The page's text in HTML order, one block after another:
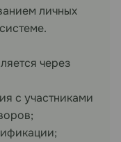
личных
через
с участниками